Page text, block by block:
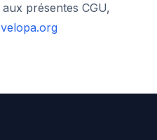
présentes CGU,